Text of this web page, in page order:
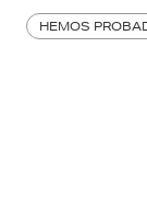
HEMOS